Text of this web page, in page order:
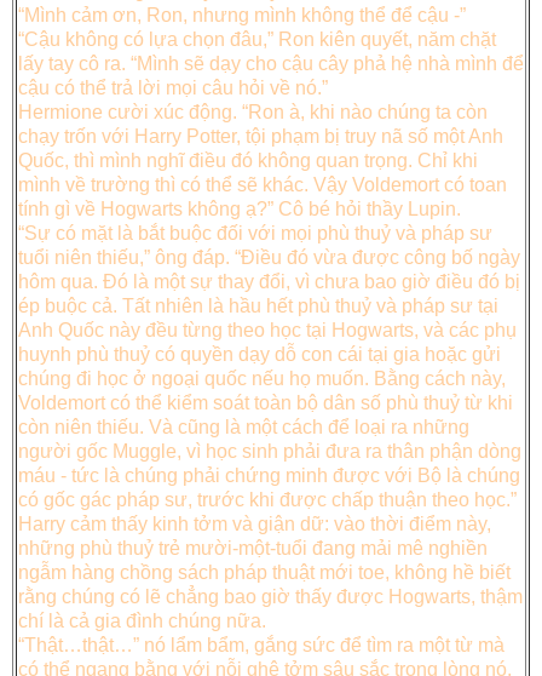
“Mình cảm ơn, Ron, nhưng mình không thể để cậu -”
“Cậu không có lựa chọn đâu,” Ron kiên quyết, năm chặt
lấy tay cô ra. “Mình sẽ dạy cho cậu cây phả hệ nhà mình để
cậu có thể trả lời mọi câu hỏi về nó.”
Hermione cười xúc động. “Ron à, khi nào chúng ta còn
chạy trốn với Harry Potter, tội phạm bị truy nã số một Anh
Quốc, thì mình nghĩ điều đó không quan trọng. Chỉ khi
mình về trường thì có thể sẽ khác. Vậy Voldemort có toan
tính gì về Hogwarts không ạ?” Cô bé hỏi thầy Lupin.
“Sự có mặt là bắt buộc đối với mọi phù thuỷ và pháp sư
tuổi niên thiếu,” ông đáp. “Điều đó vừa được công bố ngày
hôm qua. Đó là một sự thay đổi, vì chưa bao giờ điều đó bị
ép buộc cả. Tất nhiên là hầu hết phù thuỷ và pháp sư tại
Anh Quốc này đều từng theo học tại Hogwarts, và các phụ
huynh phù thuỷ có quyền dạy dỗ con cái tại gia hoặc gửi
chúng đi học ở ngoại quốc nếu họ muốn. Bằng cách này,
Voldemort có thể kiểm soát toàn bộ dân số phù thuỷ từ khi
còn niên thiếu. Và cũng là một cách để loại ra những
người gốc Muggle, vì học sinh phải đưa ra thân phận dòng
máu - tức là chúng phải chứng minh được với Bộ là chúng
có gốc gác pháp sư, trước khi được chấp thuận theo học.”
Harry cảm thấy kinh tởm và giận dữ: vào thời điểm này,
những phù thuỷ trẻ mười-một-tuổi đang mải mê nghiền
ngẫm hàng chồng sách pháp thuật mới toe, không hề biết
rằng chúng có lẽ chẳng bao giờ thấy được Hogwarts, thậm
chí là cả gia đình chúng nữa.
“Thật…thật…” nó lẩm bẩm, gắng sức để tìm ra một từ mà
có thể ngang bằng với nỗi ghê tởm sâu sắc trong lòng nó,